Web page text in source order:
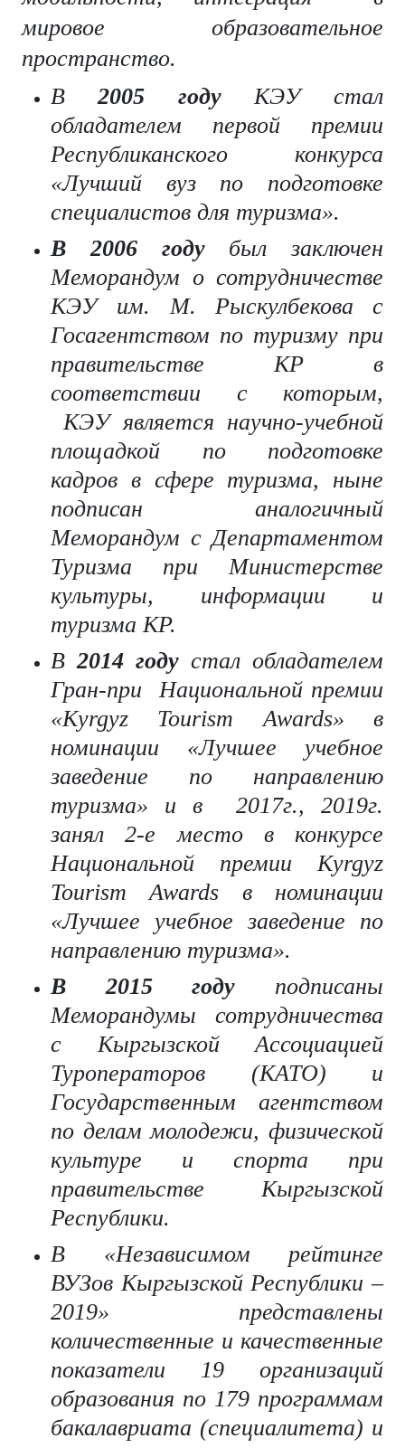
мировое образовательное
пространство.
В2005 годуКЭУ стал
обладателем первой премии
Республиканского конкурса
«Лучший вуз по подготовке
специалистов для туризма».
В
2006 году был заключен
Меморандум о сотрудничестве
КЭУ им. М. Рыскулбекова с
Госагентством по туризму при
правительстве КР в
соответствии с которым,
КЭУ является научно-учебной
площадкой по подготовке
кадров в сфере туризма, ныне
подписан аналогичный
Меморандум с Департаментом
Туризма при Министерстве
культуры, информации и
туризма КР.
В 2014 году стал обладателем
Гран-при Национальной премии
«Kyrgyz Tourism Awards» в
номинации «Лучшее учебное
заведение по направлению
туризма» и в 2017г., 2019г.
занял 2-е место в конкурсе
Национальной премии Kyrgyz
Tourism Awards в номинации
«Лучшее учебное заведение по
направлению туризма».
В
2015 году подписаны
Меморандумы сотрудничества
с Кыргызской Ассоциацией
Туроператоров (КАТО) и
Государственным агентством
по делам молодежи, физической
культуре и спорта при
правительстве Кыргызской
Республики.
В «Независимом рейтинге
ВУЗов Кыргызской Республики –
2019» представлены
количественные и качественные
показатели 19 организаций
образования по 179 программам
бакалавриата (специалитета) и